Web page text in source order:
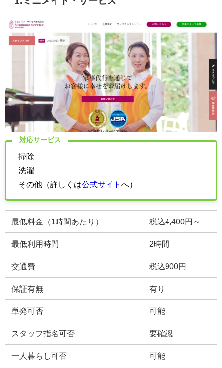
対応サービス
掃除
洗濯
その他（詳しくは公式サイト へ）
最低料金（1時間あたり） 税込4,400円～
最低利用時間 2時間
交通費 税込900円
保証有無 有り
単発可否 可能
スタッフ指名可否 要確認
一人暮らし可否 可能